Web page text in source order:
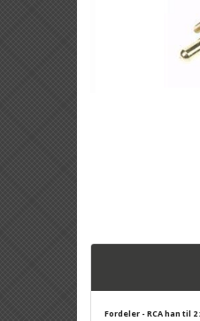
Fordeler - RCA han til 2